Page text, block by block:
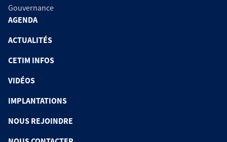
Gouvernance
AGENDA
ACTUALITÉS
CETIM INFOS
VIDÉOS
IMPLANTATIONS
NOUS REJOINDRE